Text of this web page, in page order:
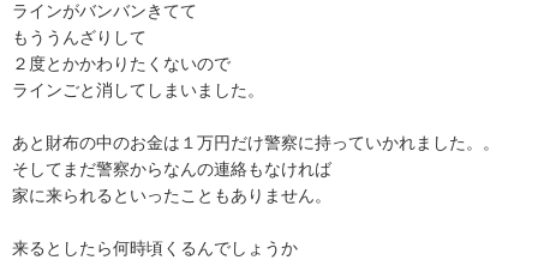
ラインがバンバンきてて
もううんざりして
２度とかかわりたくないので
ラインごと消してしまいました。
あと財布の中のお金は１万円だけ警察に持っていかれました。。
そしてまだ警察からなんの連絡もなければ
家に来られるといったこともありません。
来るとしたら何時頃くるんでしょうか